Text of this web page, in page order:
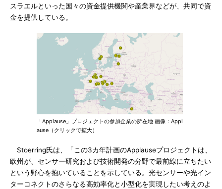
スラエルといった国々の資金提供機関や産業界などが、共同で資
金を提供している。
「Applause」プロジェクトの参加企業の所在地 画像：Appl
ause（クリックで拡大）
Stoerring氏は、「この3カ年計画のApplauseプロジェクトは、
欧州が、センサー研究および技術開発の分野で最前線に立ちたい
という野心を抱いていることを示している。光センサーや光イン
ターコネクトのさらなる高効率化と小型化を実現したい考えのよ